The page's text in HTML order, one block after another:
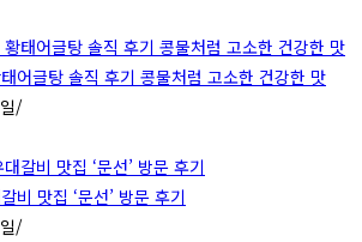
어글탕 솔직 후기 콩물처럼 고소한 건강한 맛
/
비 맛집 ‘문선’ 방문 후기
/